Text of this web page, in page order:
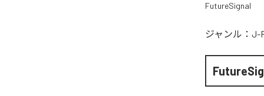
FutureSignal
ジャンル： J-